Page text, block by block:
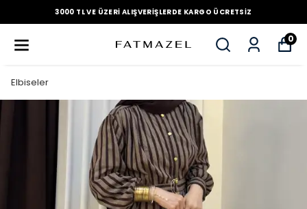
3000 TL VE ÜZERI ALIŞVERIŞLERDE KARGO ÜCRETSIZ
0
Elbiseler